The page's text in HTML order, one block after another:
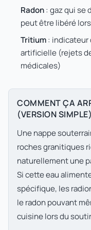
Radon: gaz qui se
peut être libéré
Tritium: indicateur
artificielle (rejets
médicales)
COMMENT ÇA
(VERSION SIMPLE)
Une nappe
roches granitiques
naturellement une
Si cette eau
spécifique, les
le radon pouvant
cuisine lors du